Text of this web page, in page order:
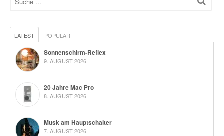
LATEST POPULAR
Sonnenschirm-Reflex
9. AUGUST 2026
20 Jahre Mac Pro
8. AUGUST 2026
Musk am Hauptschalter
7. AUGUST 2026